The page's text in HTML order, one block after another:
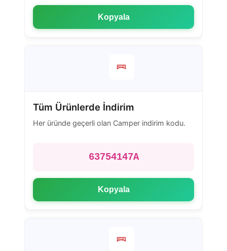
Kopyala
Tüm Ürünlerde İndirim
Her üründe geçerli olan Camper indirim kodu.
63754147A
Kopyala